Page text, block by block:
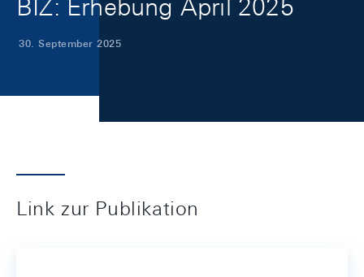
BIZ: Erhebung April 2025
30. September 2025
Link zur Publikation